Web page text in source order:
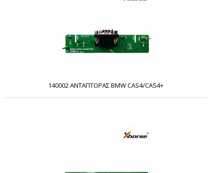
140002 ΑΝΤΑΠΤΟΡΑΣ BMW CAS4/CAS4+